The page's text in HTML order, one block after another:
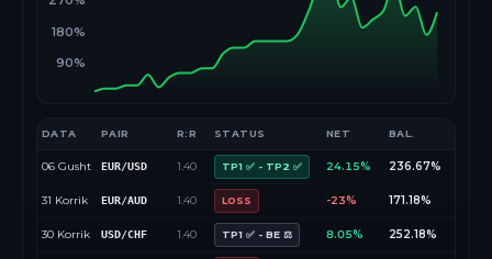
90%
180%
DATA PAIR R:R STATUS NET BAL.
06 Gusht EUR/USD 1.40 TP1 ✅ - TP2 ✅ 24.15% 236.67%
31 Korrik EUR/AUD 1.40 LOSS -23% 171.18%
30 Korrik USD/CHF 1.40 TP1 ✅ - BE ⚖️ 8.05% 252.18%